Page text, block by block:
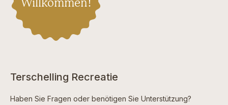
Terschelling Recreatie
Haben Sie Fragen oder benötigen Sie Unterstützung?